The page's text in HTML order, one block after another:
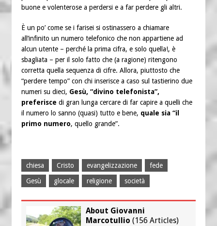
buone e volenterose a perdersi e a far perdere gli altri.
È un po’ come se i farisei si ostinassero a chiamare
all’infinito un numero telefonico che non appartiene ad
alcun utente – perché la prima cifra, e solo quella!, è
sbagliata – per il solo fatto che (a ragione) ritengono
corretta quella sequenza di cifre. Allora, piuttosto che
“perdere tempo” con chi inserisce a caso sul tastierino due
numeri su dieci, Gesù, “divino telefonista”,
preferisce di gran lunga cercare di far capire a quelli che
il numero lo sanno (quasi) tutto e bene, quale sia “il
primo numero, quello grande”.
chiesa Cristo evangelizzazione
fede
Gesù
glocale religione società
About Giovanni
Marcotullio (156 Articles)